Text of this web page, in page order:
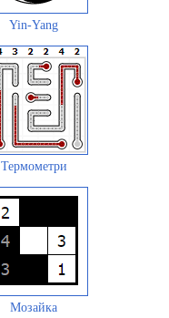
Yin-Yang
Термометри
Мозайка